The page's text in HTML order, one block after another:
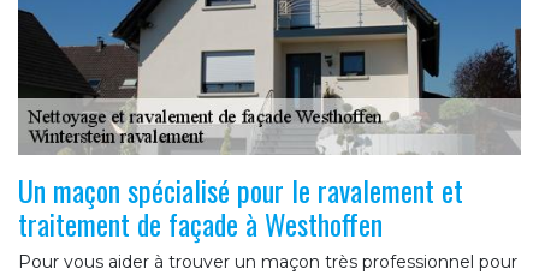
Un maçon spécialisé pour le ravalement et
traitement de façade à Westhoffen
Pour vous aider à trouver un maçon très professionnel pour